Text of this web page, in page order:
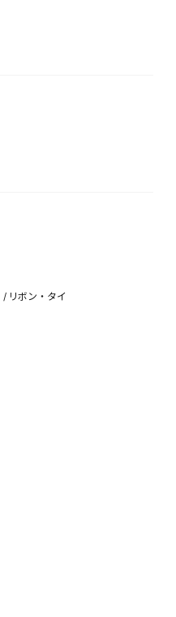
リボン・タイ